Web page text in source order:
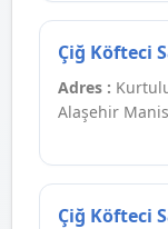
Çiğ Köfteci
Adres :
Alaşehir
Çiğ Köfteci